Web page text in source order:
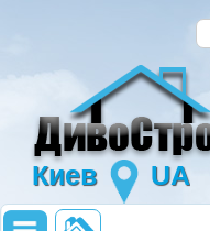
Киев UA